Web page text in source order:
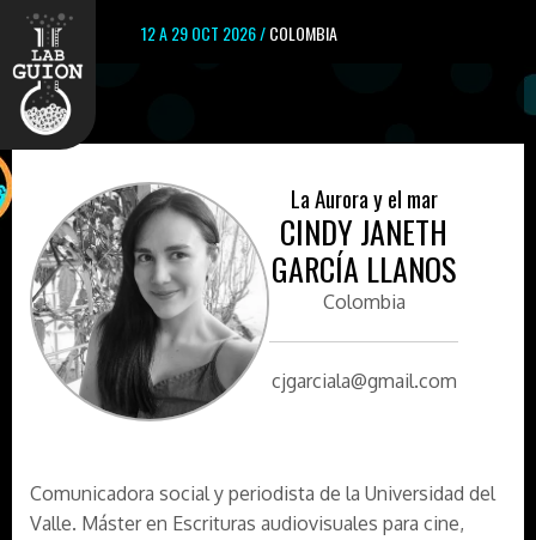
12 A 29 OCT 2026 /COLOMBIA
La Aurora y el mar
CINDY JANETH
GARCÍA LLANOS
Colombia
cjgarciala@gmail.com
Comunicadora social y periodista de la Universidad del
Valle. Máster en Escrituras audiovisuales para cine,